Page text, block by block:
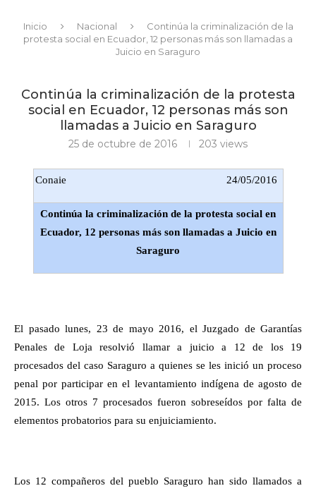
Inicio Nacional
Continúa la criminalización de la
protesta social en Ecuador, 12 personas más son llamadas a
Juicio en Saraguro
Continúa la criminalización de la protesta
social en Ecuador, 12 personas más son
llamadas a Juicio en Saraguro
25 de octubre de 2016 203 views
Conaie 24/05/2016
Continúa la criminalización de la protesta social en
Ecuador, 12 personas más son llamadas a Juicio en
Saraguro
El pasado lunes, 23 de mayo 2016, el Juzgado de Garantías
Penales de Loja resolvió llamar a juicio a 12 de los 19
procesados del caso Saraguro a quienes se les inició un proceso
penal por participar en el levantamiento indígena de agosto de
2015. Los otros 7 procesados fueron sobreseídos por falta de
elementos probatorios para su enjuiciamiento.
Los 12 compañeros del pueblo Saraguro han sido llamados a